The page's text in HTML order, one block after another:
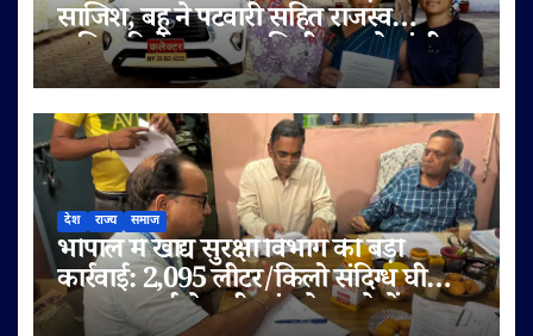
साजिश, बहू ने पटवारी सहित राजस्व
अधिकारियों पर लगाए मिलीभगत के गंभीर
आरोप
देश राज्य समाज
भोपाल में खाद्य सुरक्षा विभाग की बड़ी
कार्रवाई: 2,095 लीटर/किलो संदिग्ध घी
जब्त, सप्लाई चेन भी जांच के दायरे में